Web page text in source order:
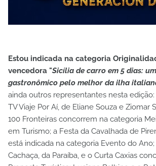
Estou indicada na categoria
vencedora "Sicília de carro em 5 dias:
gastronômico pelo melhor da ilha
ainda outros representantes nesta
TV Viaje Por Aí, de Eliane Souza e Ziomar
100 Fronteiras concorrem na categoria
em Turismo; a Festa da Cavalhada de
está indicada na categoria Evento do Ano;
Cachaça, da Paraíba, e o Curta Caxias